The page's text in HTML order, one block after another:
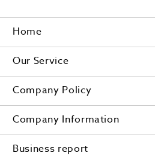
Home
Our Service
Company Policy
Company Information
Business report